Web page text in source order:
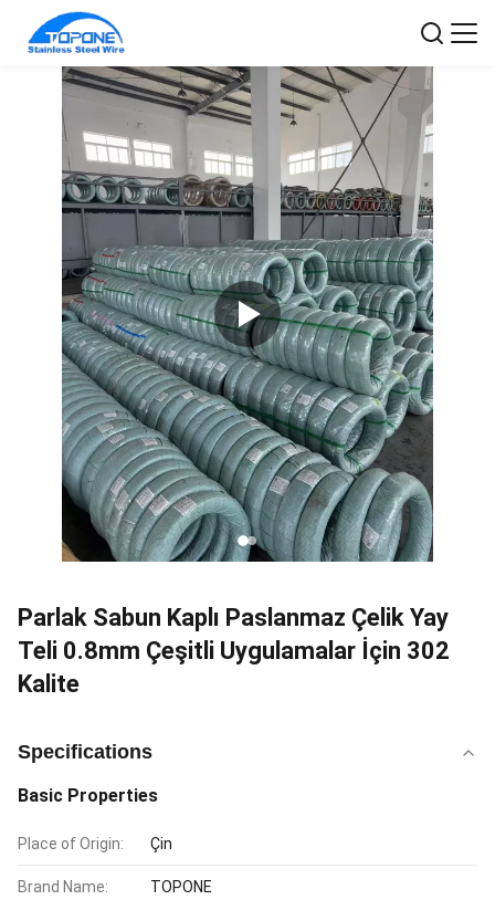
Parlak Sabun Kaplı Paslanmaz Çelik Yay
Teli 0.8mm Çeşitli Uygulamalar İçin 302
Kalite
Specifications
Basic Properties
Place of Origin: Çin
Brand Name: TOPONE